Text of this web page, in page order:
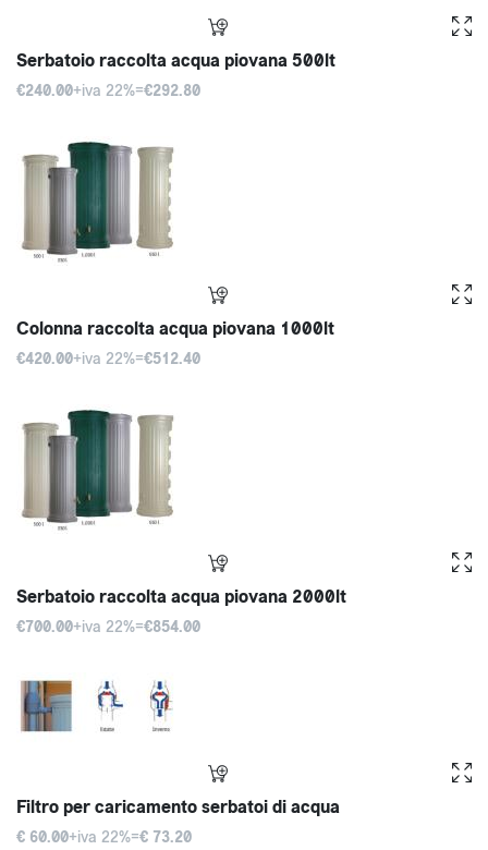
Serbatoio raccolta acqua piovana 500lt
€240.00+iva 22%=€292.80
Colonna raccolta acqua piovana 1000lt
€420.00+iva 22%=€512.40
Serbatoio raccolta acqua piovana 2000lt
€700.00+iva 22%=€854.00
Filtro per caricamento serbatoi di acqua
€ 60.00+iva 22%=€ 73.20